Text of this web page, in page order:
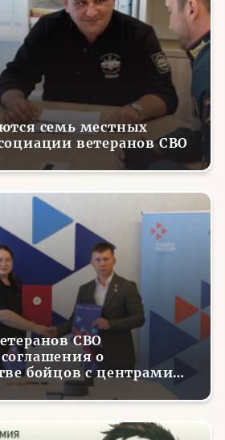
семь местных
ветеранов СВО
СВО
о
бойцов с центрами
России